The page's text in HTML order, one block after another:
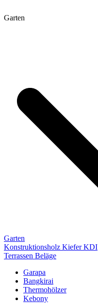
Garten
Garten
Konstruktionsholz Kiefer KDI
Terrassen Beläge
Garapa
Bangkirai
Thermohölzer
Kebony